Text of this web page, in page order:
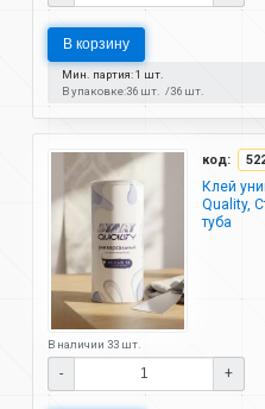
В корзину
Мин. партия: 1 шт.
В упаковке:36 шт. 36 шт.
код:
Клей
Quality,
туба
В наличии 33 шт.
- +